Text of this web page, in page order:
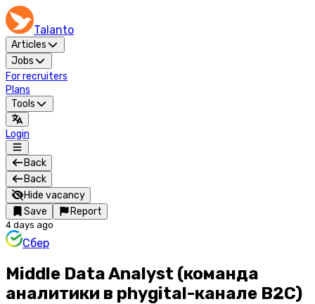
Talanto
Articles
Jobs
For recruiters
Plans
Tools
Login
Back
Back
Hide vacancy
Save
Report
4 days ago
Сбер
Middle Data Analyst (команда
аналитики в phygital-канале B2C)